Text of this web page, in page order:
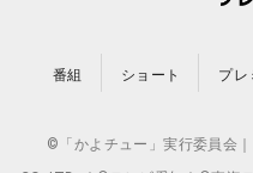
番組 ショート プレ
©「かよチュー」実行委員会